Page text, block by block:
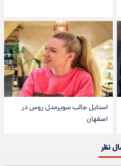
استایل جالب سوپرمدل روس در
اصفهان
نظر